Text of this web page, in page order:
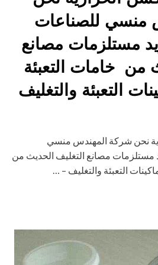
منسي للصناعات
مستلزمات مصانع
من خامات التعبئة
التعبئة والتغليف
نحن شركة المهندس منسي
مستلزمات مصانع التغليف الحديث من
التعبئة والتغليف – …